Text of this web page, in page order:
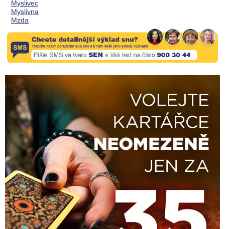
Myslivec
Myslivna
Mzda